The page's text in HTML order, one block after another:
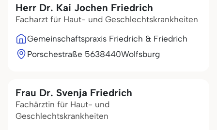
Herr Dr. Kai Jochen Friedrich
Facharzt für Haut- und Geschlechtskrankheiten
Gemeinschaftspraxis Friedrich & Friedrich
Porschestraße 5638440Wolfsburg
Frau Dr. Svenja Friedrich
Fachärztin für Haut- und
Geschlechtskrankheiten